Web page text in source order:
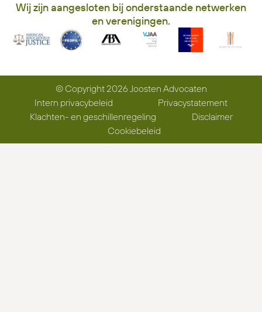
Wij zijn aangesloten bij onderstaande netwerken
en verenigingen.
© Copyright 2026 Joosten Advocaten
Intern privacybeleid
Privacystatement
Klachten- en geschillenregeling
Disclaimer
Cookiebeleid